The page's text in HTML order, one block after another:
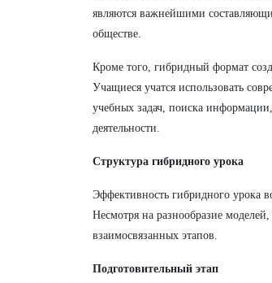
являются важнейшими
обществе.
Кроме того, гибридный формат
Учащиеся учатся использовать
учебных задач, поиска информации,
деятельности.
Структура гибридного урока
Эффективность гибридного урока
Несмотря на разнообразие
взаимосвязанных этапов.
Подготовительный этап